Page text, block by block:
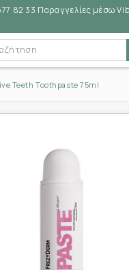
82 33 Παραγγελίες μέσω
Teeth Toothpaste 75ml